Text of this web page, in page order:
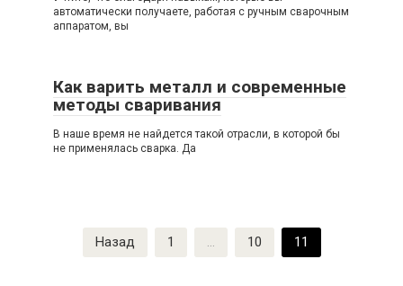
автоматически получаете, работая с ручным сварочным
аппаратом, вы
Как варить металл и современные
методы сваривания
В наше время не найдется такой отрасли, в которой бы
не применялась сварка. Да
Назад 1 … 10 11